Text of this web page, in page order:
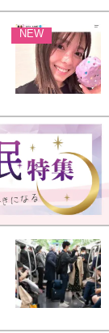
NEW